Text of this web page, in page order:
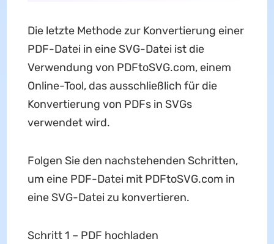
Die letzte Methode zur Konvertierung einer
PDF-Datei in eine SVG-Datei ist die
Verwendung von PDFtoSVG.com, einem
Online-Tool, das ausschließlich für die
Konvertierung von PDFs in SVGs
verwendet wird.
Folgen Sie den nachstehenden Schritten,
um eine PDF-Datei mit PDFtoSVG.com in
eine SVG-Datei zu konvertieren.
Schritt 1 – PDF hochladen